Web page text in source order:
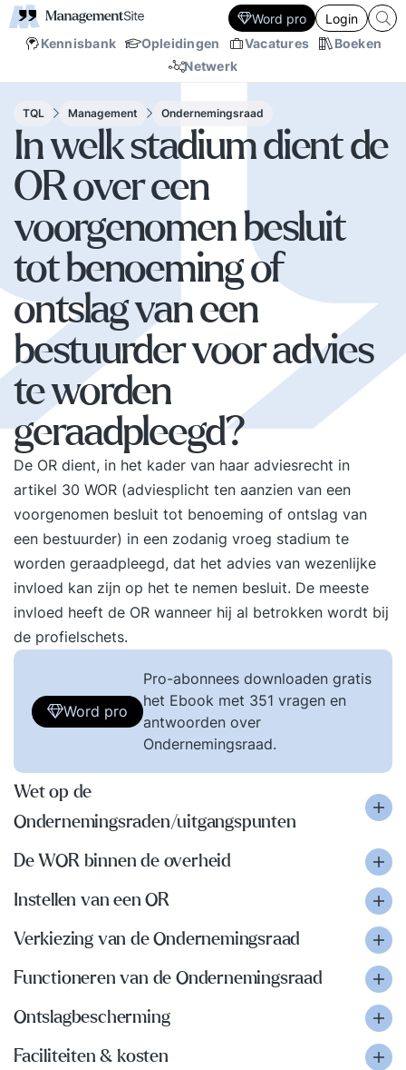
Kennisbank Opleidingen Vacatures
Boeken
Netwerk
Word pro Login
TQL Management Ondernemingsraad
In welk stadium dient de
OR over een
voorgenomen besluit
tot benoeming of
ontslag van een
bestuurder voor advies
te worden
geraadpleegd?
De OR dient, in het kader van haar adviesrecht in
artikel 30 WOR (adviesplicht ten aanzien van een
voorgenomen besluit tot benoeming of ontslag van
een bestuurder) in een zodanig vroeg stadium te
worden geraadpleegd, dat het advies van wezenlijke
invloed kan zijn op het te nemen besluit. De meeste
invloed heeft de OR wanneer hij al betrokken wordt bij
de profielschets.
Word pro
Pro-abonnees downloaden gratis
het Ebook met 351 vragen en
antwoorden over
Ondernemingsraad.
Wet op de
Ondernemingsraden/uitgangspunten
De WOR binnen de overheid
Instellen van een OR
Verkiezing van de Ondernemingsraad
Functioneren van de Ondernemingsraad
Ontslagbescherming
Faciliteiten & kosten